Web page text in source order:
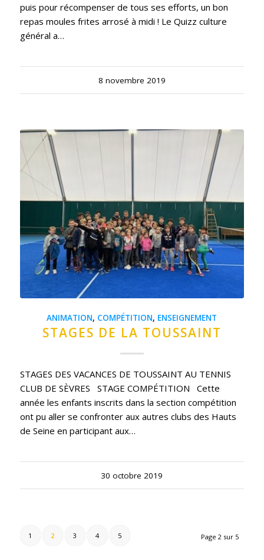
puis pour récompenser de tous ses efforts, un bon
repas moules frites arrosé à midi ! Le Quizz culture
général a…
8 novembre 2019
ANIMATION, COMPÉTITION, ENSEIGNEMENT
STAGES DE LA TOUSSAINT
STAGES DES VACANCES DE TOUSSAINT AU TENNIS
CLUB DE SÈVRES STAGE COMPÉTITION Cette
année les enfants inscrits dans la section compétition
ont pu aller se confronter aux autres clubs des Hauts
de Seine en participant aux…
30 octobre 2019
Page 2 sur 5
1 2 3 4 5